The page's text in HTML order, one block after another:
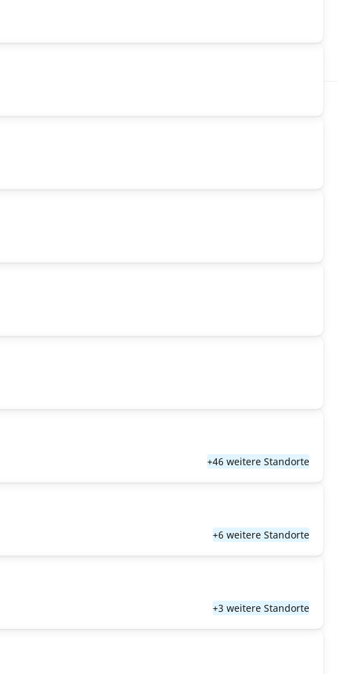
+46 weitere Standorte
+6 weitere Standorte
+3 weitere Standorte